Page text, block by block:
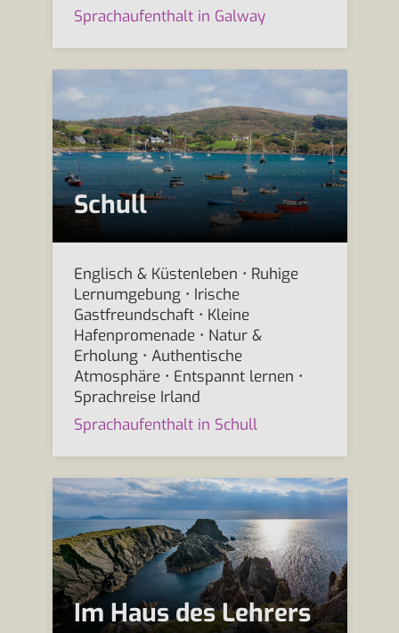
Sprachaufenthalt in Galway
Schull
Englisch & Küstenleben • Ruhige
Lernumgebung • Irische
Gastfreundschaft • Kleine
Hafenpromenade • Natur &
Erholung • Authentische
Atmosphäre • Entspannt lernen •
Sprachreise Irland
Sprachaufenthalt in Schull
Im Haus des Lehrers